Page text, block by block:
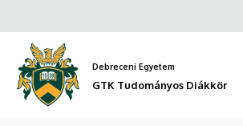
GTK
Tudományos
a
tartalomra
Debreceni Egyetem
GTK Tudományos Diákkör